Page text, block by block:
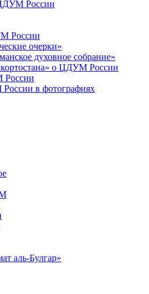
России
России
очерки»
духовное собрание»
о ЦДУМ России
в фотографиях
аль-Булгар»